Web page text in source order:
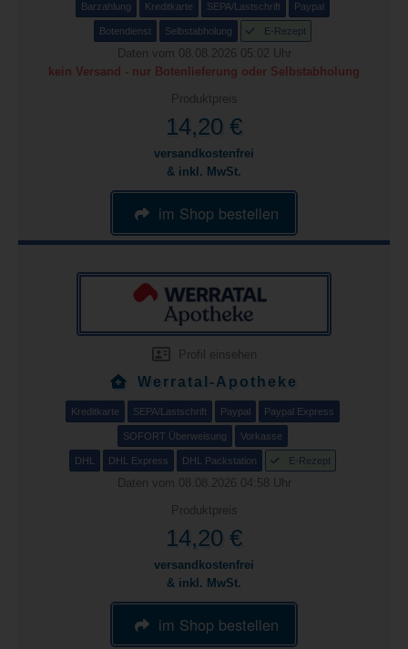
Barzahlung Kreditkarte SEPA/Lastschrift Paypal
Botendienst Selbstabholung E-Rezept
Daten vom 08.08.2026 05:02 Uhr
kein Versand - nur Botenlieferung oder Selbstabholung
Produktpreis
14,20 €
versandkostenfrei
& inkl. MwSt.
im Shop bestellen
Profil einsehen
Werratal-Apotheke
Kreditkarte SEPA/Lastschrift Paypal Paypal Express
SOFORT Überweisung Vorkasse
DHL DHL Express DHL Packstation E-Rezept
Daten vom 08.08.2026 04:58 Uhr
Produktpreis
14,20 €
versandkostenfrei
& inkl. MwSt.
im Shop bestellen